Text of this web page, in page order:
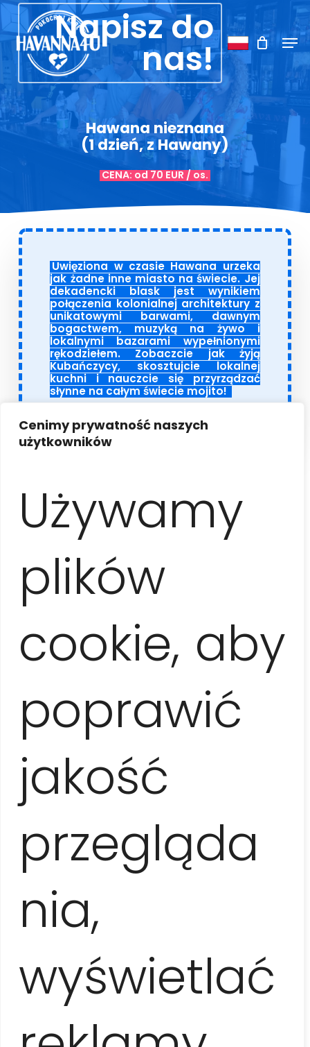
Cenimy prywatność naszych
użytkowników
Używamy
plików
cookie, aby
poprawić
jakość
przegląda
nia,
wyświetlać
Skip
to
main
content
Napisz do
nas!
Hawana nieznana
(1 dzień, z Hawany)
CENA: od 70 EUR / os.
Uwięziona w czasie Hawana urzeka
jak żadne inne miasto na świecie. Jej
dekadencki blask jest wynikiem
połączenia kolonialnej architektury z
unikatowymi barwami, dawnym
bogactwem, muzyką na żywo i
lokalnymi bazarami wypełnionymi
rękodziełem. Zobaczcie jak żyją
Kubańczycy, skosztujcie lokalnej
kuchni i nauczcie się przyrządzać
słynne na całym świecie mojito!
Informacje
Program wycieczki
Zwiedzanie rozpoczniemy od krótkiego spaceru po
Malecónie
będącej miejscem spotkań Kubańczyków) do
Nacional, skąd udamy się na godzinną przejażdżkę
amerykańskim old-timerem
. Zwiedzimy okolice
, La Cabaña i pomnika
Chrystusa
tramwajem wodnym
przeprawimy się przez Zatokę Hawańską do pobliskiej
hali targowej
Mercado de San José, gdzie
Po zakupach zjemyobiad
udamy się nakurs robienia drinków
zaprzyjaźnionym barze. Stąd
nas przez
zniszczone części Hawany do ustalonego punktu
zakończenia wycieczki.
Czas trwania
Zabrać na zwiedzanie
butelkę wody i ochronę przeciwsłoneczną (czapkę z
Menu